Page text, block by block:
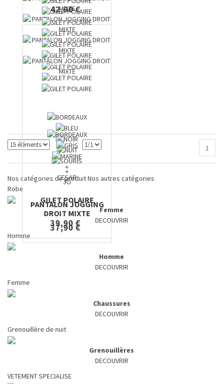
+
JO
PANTALON JOGGING
DROIT MIXTE
37,90 €
42,90 €
+
CESAR
GILET POLAIRE
39,90 €
1
Nos catégories de produitNos autres catégories
Robe
Femme
DECOUVRIR
Homme
Homme
DECOUVRIR
Femme
Chaussures
DECOUVRIR
Grenouillère de nuit
Grenouillères
DECOUVRIR
VETEMENT SPECIALISE